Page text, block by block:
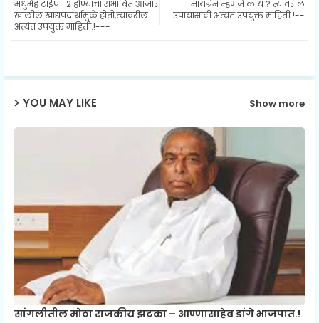
ter ats
मायग्रेन म्हणजे काय ? त्यावरील
उपायासाठी अत्यंत उपयुक्त माहिती.!--
मधुमेह टाईप -2 होण्याचा संभावित आजार
खालील खाद्यपदार्थांमुळे होतो,त्यावरील
अत्यंत उपयुक्त माहिती.!---
YOU MAY LIKE Show more
सांगलीतील मोठा राजकीय झटका – आण्णासाहेब डांगे भाजपात.!